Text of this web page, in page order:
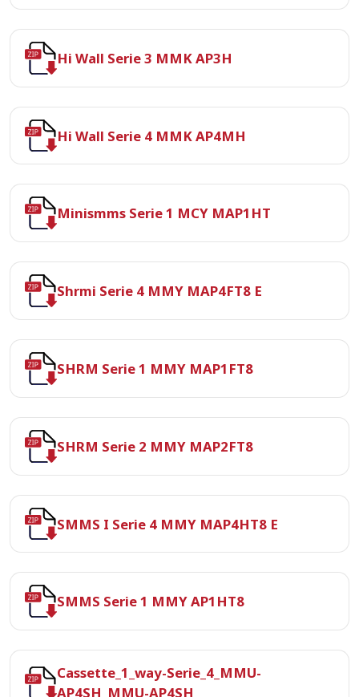
Hi Wall Serie 3 MMK AP3H
Hi Wall Serie 4 MMK AP4MH
Minismms Serie 1 MCY MAP1HT
Shrmi Serie 4 MMY MAP4FT8 E
SHRM Serie 1 MMY MAP1FT8
SHRM Serie 2 MMY MAP2FT8
SMMS I Serie 4 MMY MAP4HT8 E
SMMS Serie 1 MMY AP1HT8
Cassette_1_way-Serie_4_MMU-
AP4SH_MMU-AP4SH